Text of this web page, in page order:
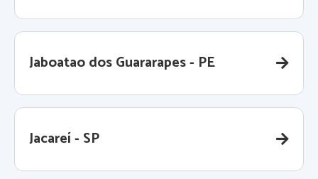
Jaboatao dos Guararapes - PE
Jacareí - SP